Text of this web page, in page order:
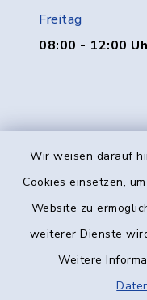
Wir weisen darauf
Cookies einsetzen,
Website zu
weiterer Dienste
Weitere
Freitag
08:00 - 12:00